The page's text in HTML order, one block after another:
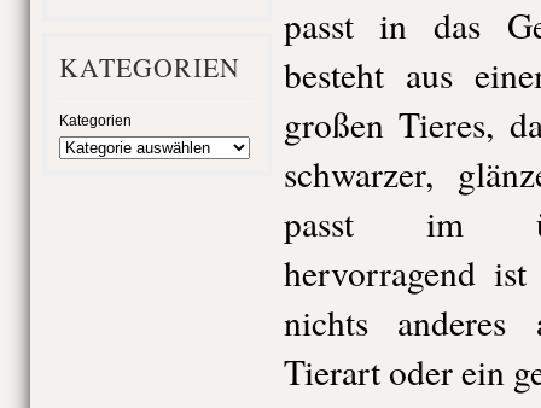
KATEGORIEN
Kategorien
passt in das
besteht aus
großen Tieres,
schwarzer,
passt im
hervorragend
nichts anderes
Tierart oder ein